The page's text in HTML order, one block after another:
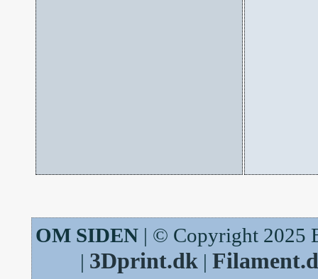
OM SIDEN | © Copyright 2025
| 3Dprint.dk |